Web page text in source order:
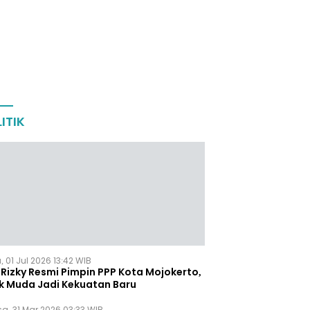
01 Jul 2026 13:42 WIB
Resmi Pimpin PPP Kota Mojokerto,
Muda Jadi Kekuatan Baru